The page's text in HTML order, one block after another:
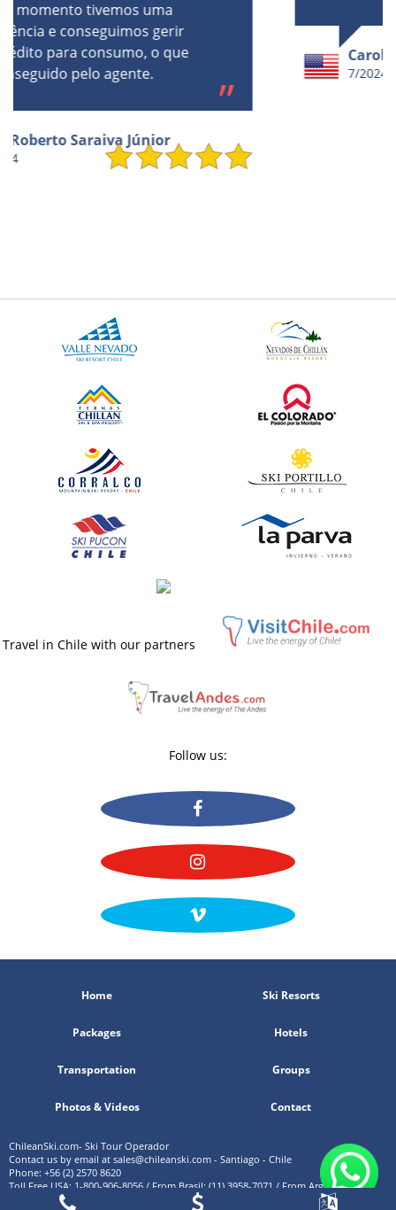
Caroline
7/2024
Travel in Chile with our partners
Follow us:
Home Ski Resorts
Packages Hotels
Transportation Groups
Photos & Videos Contact
ChileanSki.com- Ski Tour Operador
Contact us by email at sales@chileanski.com - Santiago - Chile
Phone: +56 (2) 2570 8620
Toll Free USA: 1-800-906-8056 / From Brasil: (11) 3958-7071 / From Argentina: (11)